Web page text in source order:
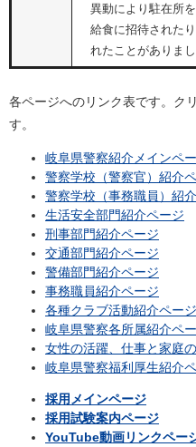
異動により駐在所
給食に招待された
れたことがありまし
各ページへのリンク表です。ク
す。
岐阜県警察紹介メインペ
警察学校（警察官）紹介
警察学校（事務職員）紹
生活安全部門紹介ページ
刑事部門紹介ページ
交通部門紹介ページ
警備部門紹介ページ
事務職員紹介ページ
各種クラブ活動紹介ページ
岐阜県警察各所属紹介ペ
女性の活躍、仕事と家庭
岐阜県警察福利厚生紹介
採用メインページ
採用試験案内ページ
YouTube動画リンクペー